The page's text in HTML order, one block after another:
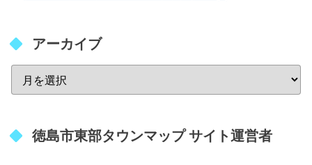
アーカイブ
徳島市東部タウンマップ サイト運営者